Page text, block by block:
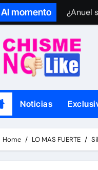
Al momento
¿Anuel
Thalí
Noticias
Home LO MAS FUERTE